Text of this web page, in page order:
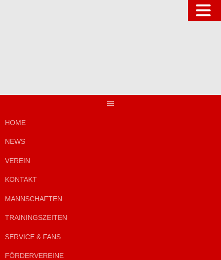
HOME
NEWS
VEREIN
KONTAKT
MANNSCHAFTEN
TRAININGSZEITEN
SERVICE & FANS
FÖRDERVEREINE